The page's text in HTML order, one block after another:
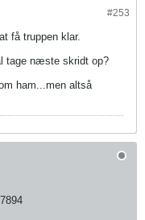
#253
få truppen klar.
tage næste skridt op?
ham...men altså
7894